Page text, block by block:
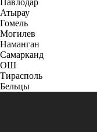
Павлодар
Атырау
Гомель
Могилев
Наманган
Самарканд
ОШ
Тирасполь
Бельцы